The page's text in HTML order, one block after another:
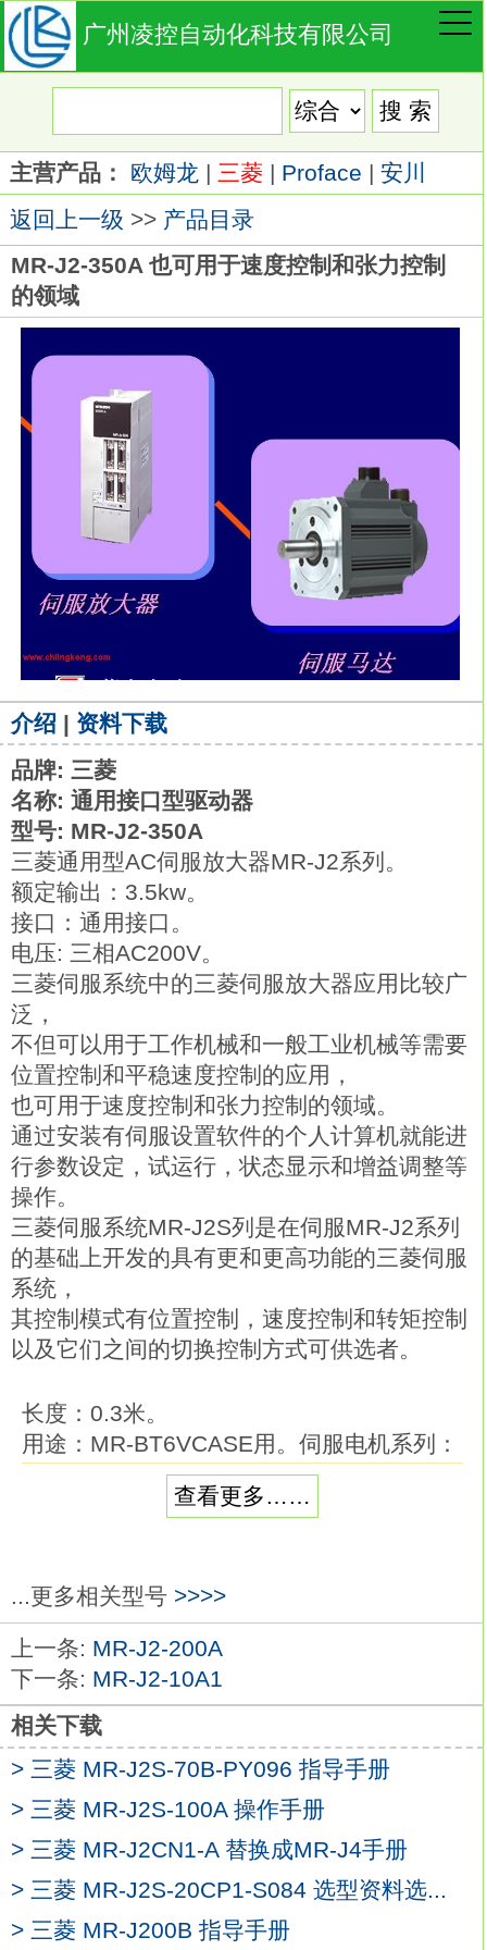
广州凌控自动化科技有限公司
主营产品： 欧姆龙 | 三菱 | Proface | 安川
返回上一级 >> 产品目录
MR-J2-350A 也可用于速度控制和张力控制
的领域
介绍 | 资料下载
品牌: 三菱
名称: 通用接口型驱动器
型号: MR-J2-350A
三菱通用型AC伺服放大器MR-J2系列。
额定输出：3.5kw。
接口：通用接口。
电压: 三相AC200V。
三菱伺服系统中的三菱伺服放大器应用比较广
泛，
不但可以用于工作机械和一般工业机械等需要
位置控制和平稳速度控制的应用，
也可用于速度控制和张力控制的领域。
通过安装有伺服设置软件的个人计算机就能进
行参数设定，试运行，状态显示和增益调整等
操作。
三菱伺服系统MR-J2S列是在伺服MR-J2系列
的基础上开发的具有更和更高功能的三菱伺服
系统，
其控制模式有位置控制，速度控制和转矩控制
以及它们之间的切换控制方式可供选者。
长度：0.3米。
用途：MR-BT6VCASE用。伺服电机系列：
低惯量，中大/功率。
额定输出：20.0kw。
轴端规格：标准（直轴）。
特点：低惯量有低中高速三种机型，适用于
不同的应用场合作为标准，30KW及以上伺
服电机可用法兰或支架安装
IP等级：IP44。
应用示例：
1、注塑机。
2、半导体制造设备。
3、大型物料输送系统。
丰富的电机产品线可优化机器性能。
拥有包括旋转伺服电机，直线伺服电机和直
查看更多……
...更多相关型号 >>>>
上一条: MR-J2-200A
下一条: MR-J2-10A1
相关下载
> 三菱 MR-J2S-70B-PY096 指导手册
> 三菱 MR-J2S-100A 操作手册
> 三菱 MR-J2CN1-A 替换成MR-J4手册
> 三菱 MR-J2S-20CP1-S084 选型资料选...
> 三菱 MR-J200B 指导手册